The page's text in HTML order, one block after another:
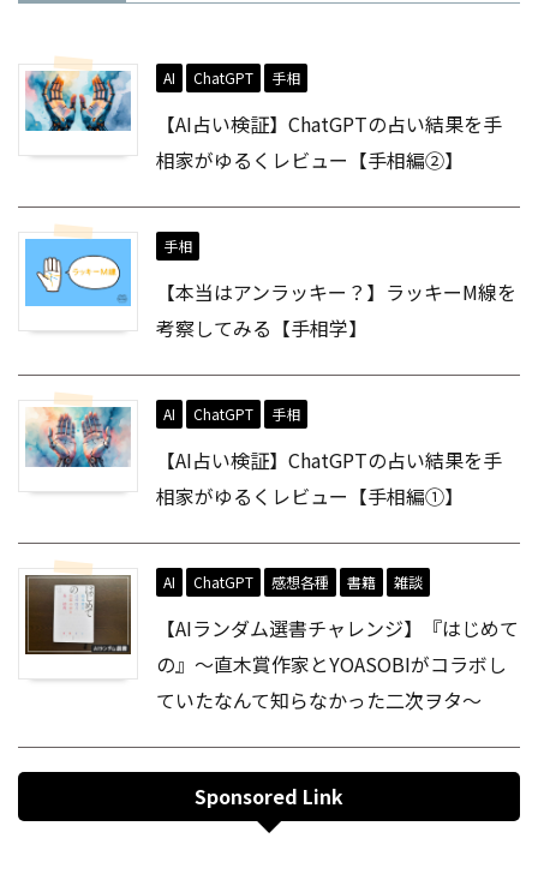
AI ChatGPT 手相
【AI占い検証】ChatGPTの占い結果を手
相家がゆるくレビュー【手相編②】
手相
【本当はアンラッキー？】ラッキーМ線を
考察してみる【手相学】
AI ChatGPT 手相
【AI占い検証】ChatGPTの占い結果を手
相家がゆるくレビュー【手相編①】
AI ChatGPT 感想各種 書籍 雑談
【AIランダム選書チャレンジ】『はじめて
の』～直木賞作家とYOASOBIがコラボし
ていたなんて知らなかった二次ヲタ～
Sponsored Link